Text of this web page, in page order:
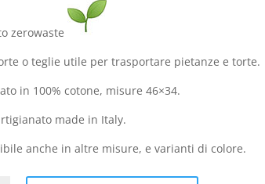
zerowaste
o teglie utile per trasportare pietanze e torte.
in 100% cotone, misure 46×34.
made in Italy.
anche in altre misure, e varianti di colore.